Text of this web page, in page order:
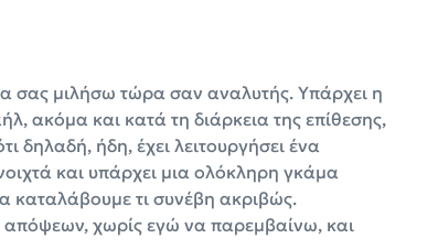
σας μιλήσω τώρα σαν αναλυτής. Υπάρχει η
ακόμα και κατά τη διάρκεια της επίθεσης,
δηλαδή, ήδη, έχει λειτουργήσει ένα
και υπάρχει μια ολόκληρη γκάμα
καταλάβουμε τι συνέβη ακριβώς.
χωρίς εγώ να παρεμβαίνω, και